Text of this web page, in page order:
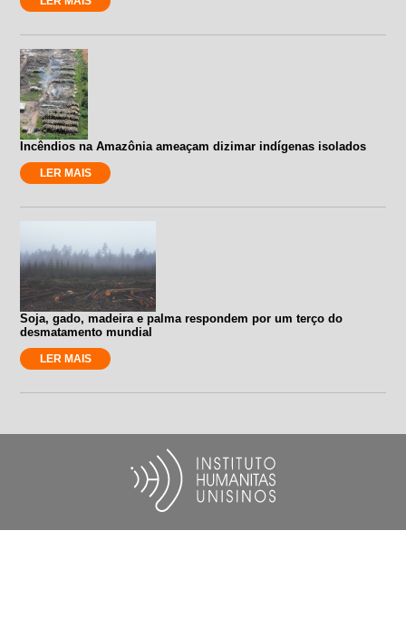
Incêndios na Amazônia ameaçam dizimar indígenas isolados
LER MAIS
Soja, gado, madeira e palma respondem por um terço do
desmatamento mundial
LER MAIS